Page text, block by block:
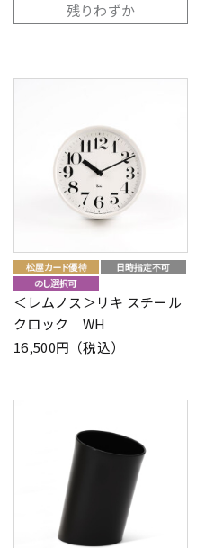
残りわずか
＜レムノス＞リキ スチール
クロック WH
16,500円（税込）